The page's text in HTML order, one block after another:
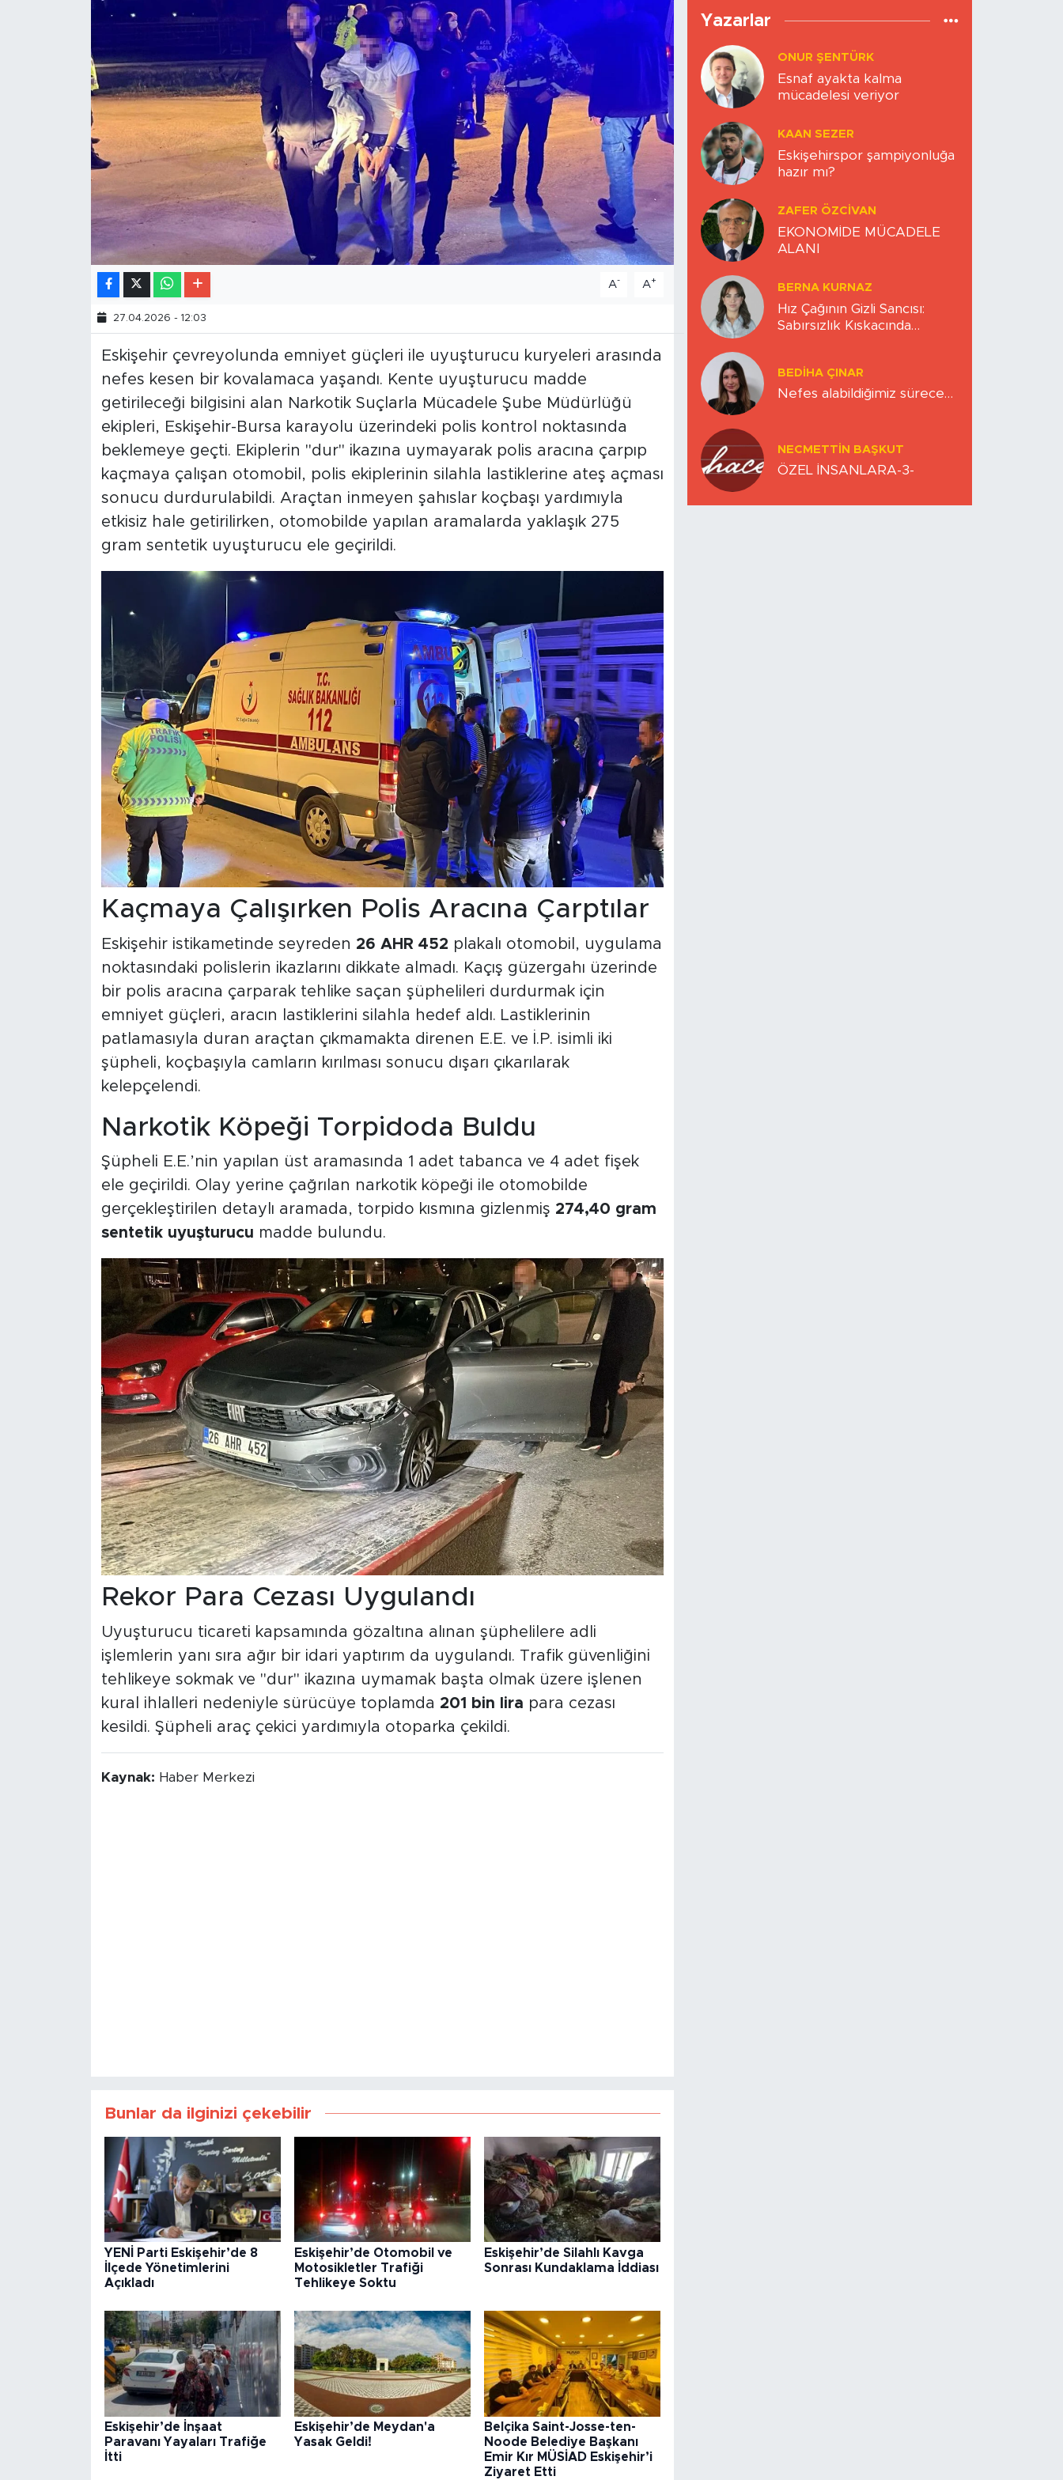
A- A+
27.04.2026 - 12:03
Eskişehir çevreyolunda emniyet güçleri ile uyuşturucu kuryeleri arasında
nefes kesen bir kovalamaca yaşandı. Kente uyuşturucu madde
getirileceği bilgisini alan Narkotik Suçlarla Mücadele Şube Müdürlüğü
ekipleri, Eskişehir-Bursa karayolu üzerindeki polis kontrol noktasında
beklemeye geçti. Ekiplerin "dur" ikazına uymayarak polis aracına çarpıp
kaçmaya çalışan otomobil, polis ekiplerinin silahla lastiklerine ateş açması
sonucu durdurulabildi. Araçtan inmeyen şahıslar koçbaşı yardımıyla
etkisiz hale getirilirken, otomobilde yapılan aramalarda yaklaşık 275
gram sentetik uyuşturucu ele geçirildi.
Kaçmaya Çalışırken Polis Aracına Çarptılar
Eskişehir istikametinde seyreden 26 AHR 452 plakalı otomobil, uygulama
noktasındaki polislerin ikazlarını dikkate almadı. Kaçış güzergahı üzerinde
bir polis aracına çarparak tehlike saçan şüphelileri durdurmak için
emniyet güçleri, aracın lastiklerini silahla hedef aldı. Lastiklerinin
patlamasıyla duran araçtan çıkmamakta direnen E.E. ve İ.P. isimli iki
şüpheli, koçbaşıyla camların kırılması sonucu dışarı çıkarılarak
kelepçelendi.
Narkotik Köpeği Torpidoda Buldu
Şüpheli E.E.’nin yapılan üst aramasında 1 adet tabanca ve 4 adet fişek
ele geçirildi. Olay yerine çağrılan narkotik köpeği ile otomobilde
gerçekleştirilen detaylı aramada, torpido kısmına gizlenmiş 274,40 gram
sentetik uyuşturucu madde bulundu.
Rekor Para Cezası Uygulandı
Uyuşturucu ticareti kapsamında gözaltına alınan şüphelilere adli
işlemlerin yanı sıra ağır bir idari yaptırım da uygulandı. Trafik güvenliğini
tehlikeye sokmak ve "dur" ikazına uymamak başta olmak üzere işlenen
kural ihlalleri nedeniyle sürücüye toplamda 201 bin lira para cezası
kesildi. Şüpheli araç çekici yardımıyla otoparka çekildi.
Kaynak: Haber Merkezi
Bunlar da ilginizi çekebilir
YENİ Parti Eskişehir’de 8
İlçede Yönetimlerini
Açıkladı
Eskişehir’de Otomobil ve
Motosikletler Trafiği
Tehlikeye Soktu
Eskişehir’de Silahlı Kavga
Sonrası Kundaklama İddiası
Eskişehir’de İnşaat
Paravanı Yayaları Trafiğe
İtti
Eskişehir’de Meydan'a
Yasak Geldi!
Belçika Saint-Josse-ten-
Noode Belediye Başkanı
Emir Kır MÜSİAD Eskişehir’i
Ziyaret Etti
Yazarlar
ONUR ŞENTÜRK
Esnaf ayakta kalma
mücadelesi veriyor
KAAN SEZER
Eskişehirspor şampiyonluğa
hazır mı?
ZAFER ÖZCIVAN
EKONOMİDE MÜCADELE
ALANI
BERNA KURNAZ
Hız Çağının Gizli Sancısı:
Sabırsızlık Kıskacında
BEDIHA ÇINAR
Nefes alabildiğimiz sürece…
NECMETTIN BAŞKUT
ÖZEL İNSANLARA-3-